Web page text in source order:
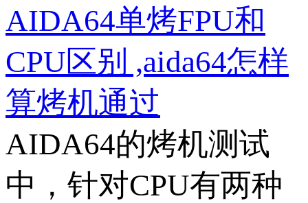
AIDA64单烤FPU和
CPU区别 ,aida64怎样
算烤机通过
AIDA64的烤机测试
中，针对CPU有两种